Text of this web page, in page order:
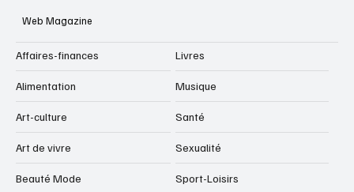
Web Magazine
Affaires-finances
Alimentation
Art-culture
Art de vivre
Beauté Mode
Livres
Musique
Santé
Sexualité
Sport-Loisirs